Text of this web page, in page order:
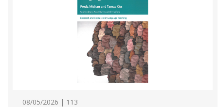
08/05/2026 | 113